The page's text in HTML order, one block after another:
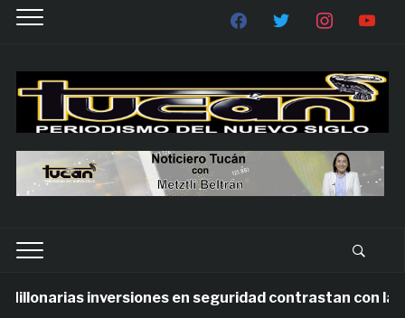
inversiones en seguridad contrastan con la